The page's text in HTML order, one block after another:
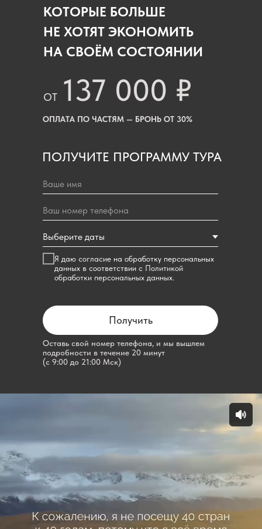
ОТ
ОПЛАТА ПО ЧАСТЯМ — БРОНЬ ОТ 30%
КОТОРЫЕ БОЛЬШЕ
НЕ ХОТЯТ ЭКОНОМИТЬ
НА СВОЁМ СОСТОЯНИИ
137 000 ₽
ПОЛУЧИТЕ ПРОГРАММУ ТУРА
Оставь свой номер телефона, и мы вышлем
подробности в течение 20 минут
(с 9:00 до 21:00 Мск)
Я даю согласие на обработку персональных
данных в соответствии с Политикой
обработки персональных данных.
Получить
и ралли на лонг-борде по Чуйскому тракту… и многое
Оставить заявку
Подробнее